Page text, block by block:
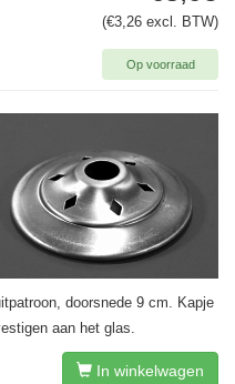
(€3,26 excl. BTW)
Op voorraad
doorsnede 9 cm. Kapje
aan het glas.
In winkelwagen